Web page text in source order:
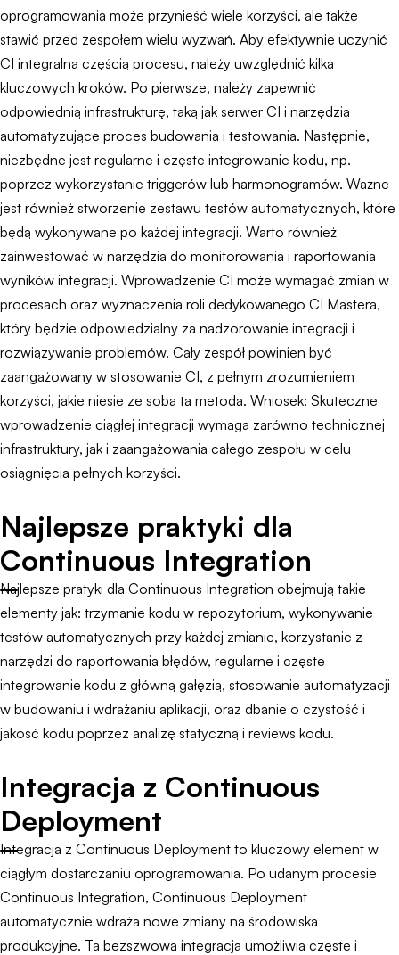
oprogramowania może przynieść wiele korzyści, ale także
stawić przed zespołem wielu wyzwań. Aby efektywnie uczynić
CI integralną częścią procesu, należy uwzględnić kilka
kluczowych kroków. Po pierwsze, należy zapewnić
odpowiednią infrastrukturę, taką jak serwer CI i narzędzia
automatyzujące proces budowania i testowania. Następnie,
niezbędne jest regularne i częste integrowanie kodu, np.
poprzez wykorzystanie triggerów lub harmonogramów. Ważne
jest również stworzenie zestawu testów automatycznych, które
będą wykonywane po każdej integracji. Warto również
zainwestować w narzędzia do monitorowania i raportowania
wyników integracji. Wprowadzenie CI może wymagać zmian w
procesach oraz wyznaczenia roli dedykowanego CI Mastera,
który będzie odpowiedzialny za nadzorowanie integracji i
rozwiązywanie problemów. Cały zespół powinien być
zaangażowany w stosowanie CI, z pełnym zrozumieniem
korzyści, jakie niesie ze sobą ta metoda. Wniosek: Skuteczne
wprowadzenie ciągłej integracji wymaga zarówno technicznej
infrastruktury, jak i zaangażowania całego zespołu w celu
osiągnięcia pełnych korzyści.
Najlepsze praktyki dla
Continuous Integration
Najlepsze pratyki dla Continuous Integration obejmują takie
elementy jak: trzymanie kodu w repozytorium, wykonywanie
testów automatycznych przy każdej zmianie, korzystanie z
narzędzi do raportowania błędów, regularne i częste
integrowanie kodu z główną gałęzią, stosowanie automatyzacji
w budowaniu i wdrażaniu aplikacji, oraz dbanie o czystość i
jakość kodu poprzez analizę statyczną i reviews kodu.
Integracja z Continuous
Deployment
Integracja z Continuous Deployment to kluczowy element w
ciągłym dostarczaniu oprogramowania. Po udanym procesie
Continuous Integration, Continuous Deployment
automatycznie wdraża nowe zmiany na środowiska
produkcyjne. Ta bezszwowa integracja umożliwia częste i